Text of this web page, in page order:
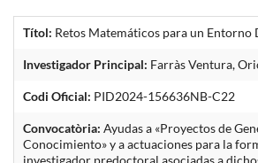
Títol: Retos Matemáticos para un Entorno
Investigador Principal: Farràs Ventura,
Codi Oficial: PID2024-156636NB-C22
Convocatòria: Ayudas a «Proyectos de
Conocimiento» y a actuaciones para la
investigador predoctoral asociadas a